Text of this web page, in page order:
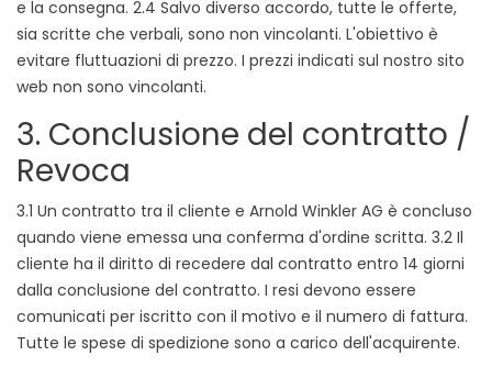
e la consegna. 2.4 Salvo diverso accordo, tutte le offerte,
sia scritte che verbali, sono non vincolanti. L'obiettivo è
evitare fluttuazioni di prezzo. I prezzi indicati sul nostro sito
web non sono vincolanti.
3. Conclusione del contratto /
Revoca
3.1 Un contratto tra il cliente e Arnold Winkler AG è concluso
quando viene emessa una conferma d'ordine scritta. 3.2 Il
cliente ha il diritto di recedere dal contratto entro 14 giorni
dalla conclusione del contratto. I resi devono essere
comunicati per iscritto con il motivo e il numero di fattura.
Tutte le spese di spedizione sono a carico dell'acquirente.